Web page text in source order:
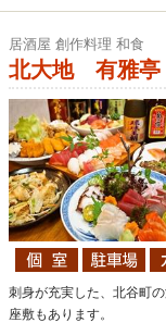
居酒屋 創作料理 和食
北大地 有雅亭
刺身が充実した、北谷町
座敷もあります。